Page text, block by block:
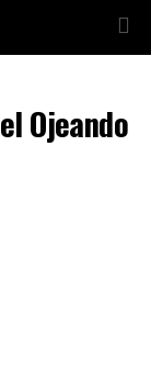
Ojeando